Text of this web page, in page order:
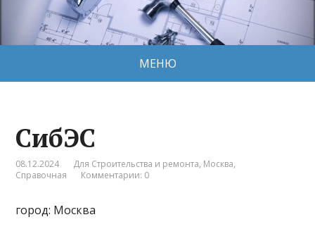
МЕНЮ
СибЭС
08.12.2024 Для Строительства и ремонта, Москва,
Справочная
Комментарии: 0
город: Москва